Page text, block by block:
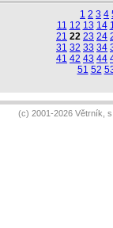
1 2 3 4
11 12 13 14
21 22 23 24
31 32 33 34
41 42 43 44
51 52
(c) 2001-2026 Větrník,